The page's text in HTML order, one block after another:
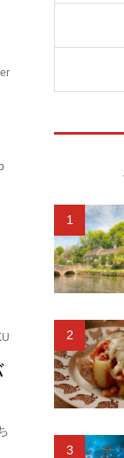
1
2
3